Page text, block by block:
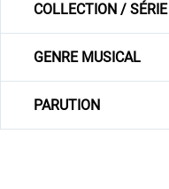
COLLECTION / SÉRIE
GENRE MUSICAL
PARUTION